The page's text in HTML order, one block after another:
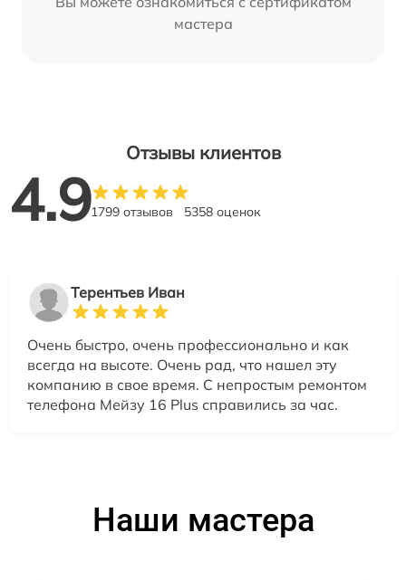
мастера
Отзывы клиентов
4.91799 отзывов 5358 оценок
Терентьев Иван
Очень быстро, очень профессионально и как
всегда на высоте. Очень рад, что нашел эту
компанию в свое время. С непростым ремонтом
телефона Мейзу 16 Plus справились за час.
Наши мастера